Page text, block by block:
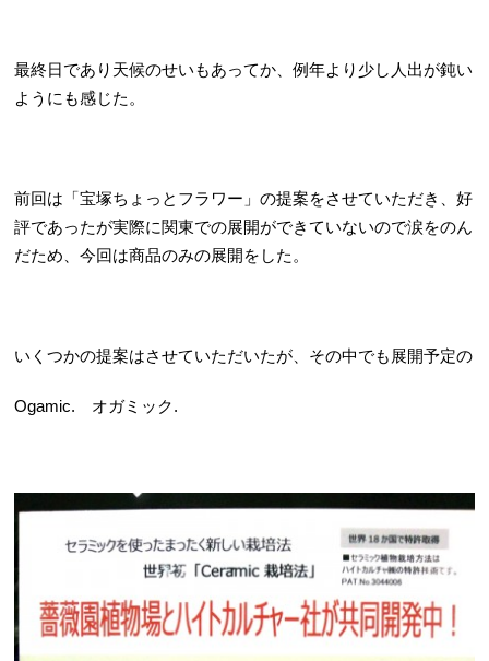
最終日であり天候のせいもあってか、例年より少し人出が鈍い
ようにも感じた。
前回は「宝塚ちょっとフラワー」の提案をさせていただき、好
評であったが実際に関東での展開ができていないので涙をのん
だため、今回は商品のみの展開をした。
いくつかの提案はさせていただいたが、その中でも展開予定の
Ogamic. オガミック.